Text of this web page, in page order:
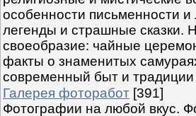
особенности письменности и
легенды и страшные сказки.
своеобразие: чайные
факты о знаменитых
современный быт и традиции
Галерея фоторабот [391]
Фотографии на любой вкус.